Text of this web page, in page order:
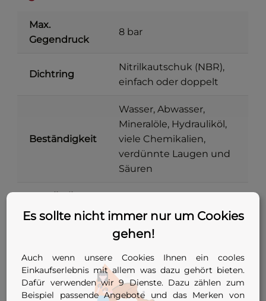
Max.
Gegendruck
8 bar
Dichtring
Nitrilkautschuk (NBR),
einfach oder doppelt
Beständigkeit
Wasser, Abwasser,
Mineralöle, Hydrauliköl,
viele Chemikalien,
verdünnte Laugen und
Säuren
Metallteile Stahl verzinkt
Stopfen mit zentraler
Spannschraube, einfach
oder doppelt
Einsatzbereich
Innendurchmesser 11,8
bis 99 mm
Es sollte nicht immer nur um Cookies
gehen!
Auch wenn unsere Cookies Ihnen ein cooles
Einkaufserlebnis mit allem was dazu gehört bieten.
Dafür verwenden wir 9 Dienste. Dazu zählen zum
Beispiel passende Angebote und das Merken von